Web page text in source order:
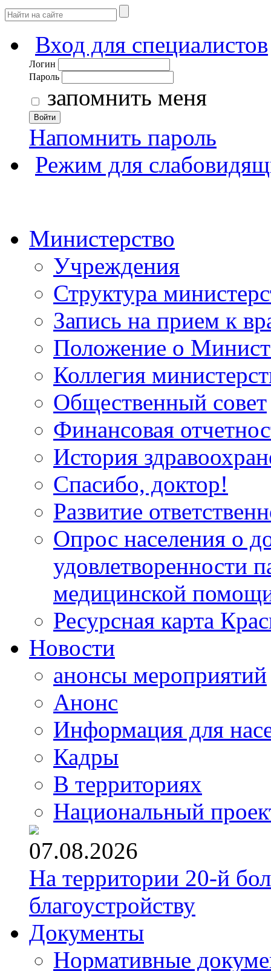
Вход для специалистов
Логин
Пароль
запомнить меня
Войти
Напомнить пароль
Режим для
Министерство
Учреждения
Структура
Запись на прием к
Положение о
Коллегия
Общественный совет
Финансовая
История
Спасибо, доктор!
Развитие
Опрос населения о
удовлетворенности
медицинской
Ресурсная карта
Новости
анонсы мероприятий
Анонс
Информация для
Кадры
В территориях
Национальный
07.08.2026
На территории 20-й
благоустройству
Документы
Нормативные